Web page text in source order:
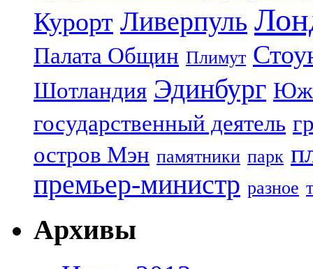
Курорт Ливерпуль
Палата Общин Плимут
Шотландия Эдинбург
государственный деятель
остров Мэн памятники парк
премьер-министр разное
Архивы